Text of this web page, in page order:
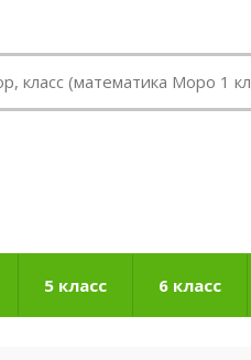
5 класс 6 класс